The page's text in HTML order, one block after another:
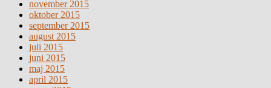
november 2015
oktober 2015
september 2015
august 2015
juli 2015
juni 2015
maj 2015
april 2015